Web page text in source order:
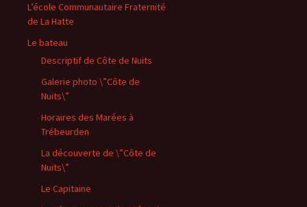
L’école Communautaire Fraternité
de La Hatte
Le bateau
Descriptif de Côte de Nuits
Galerie photo \”Côte de
Nuits\”
Horaires des Marées à
Trébeurden
La découverte de \”Côte de
Nuits\”
Le Capitaine